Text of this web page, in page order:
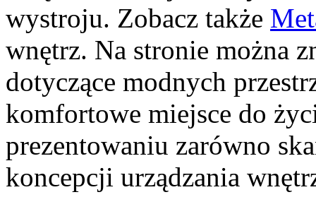
wystroju. Zobacz także
wnętrz. Na stronie można
dotyczące modnych
komfortowe miejsce do
prezentowaniu zarówno
koncepcji urządzania